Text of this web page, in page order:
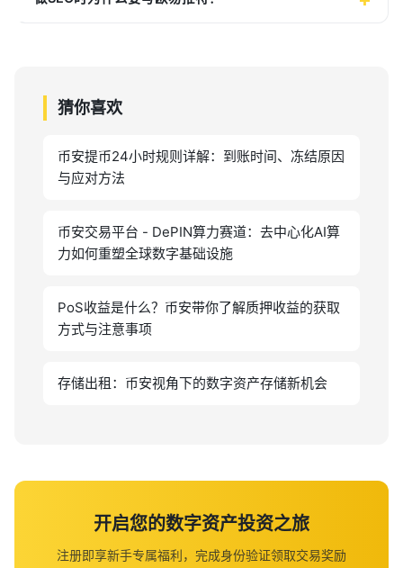
猜你喜欢
币安提币24小时规则详解：到账时间、冻结原因
与应对方法
币安交易平台 - DePIN算力赛道：去中心化AI算
力如何重塑全球数字基础设施
PoS收益是什么？币安带你了解质押收益的获取
方式与注意事项
存储出租：币安视角下的数字资产存储新机会
开启您的数字资产投资之旅
注册即享新手专属福利，完成身份验证领取交易奖励